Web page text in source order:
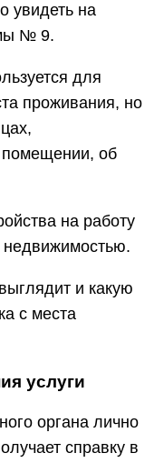
увидеть на
№ 9.
для
проживания, но
помещении, об
на работу
недвижимостью.
и какую
с места
услуги
органа лично
справку в